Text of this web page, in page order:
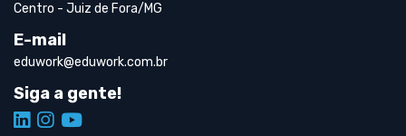
Centro - Juiz de Fora/MG
E-mail
eduwork@eduwork.com.br
Siga a gente!